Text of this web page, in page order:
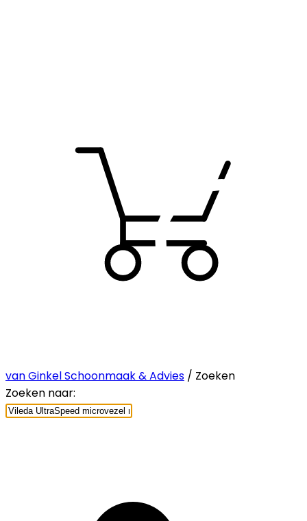
van Ginkel Schoonmaak & Advies / Zoeken
Zoeken naar: